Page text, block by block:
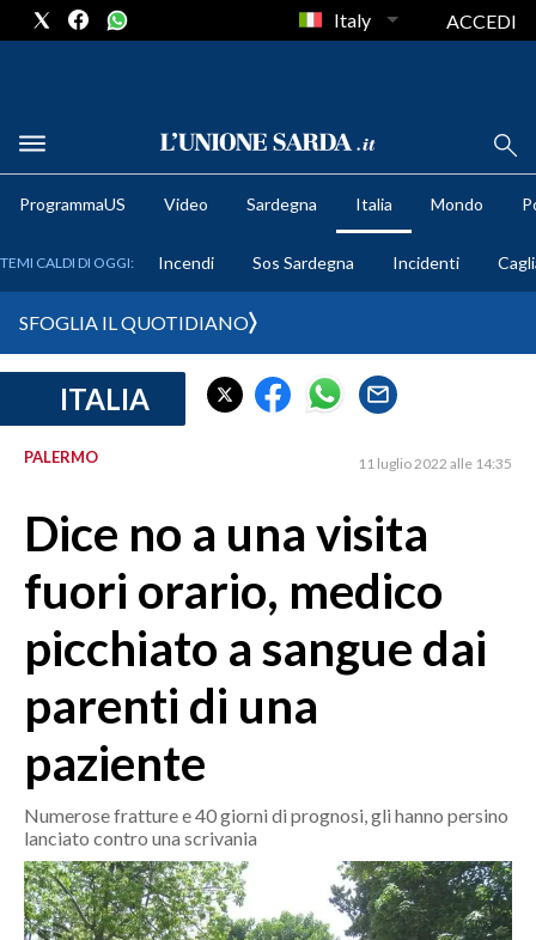
METEO
CRONACA SARDEGNA
MEDIO CAMPIDANO
ORISTANO E PROVINCIA
GALLURA
NUORO E PROVINCIA
OGLIASTRA
AGENDA
CRONACA
ITALIA
MONDO
Italy ACCEDI
ProgrammaUS Video Sardegna Italia Mondo
TEMI CALDI DI OGGI: Incendi Sos Sardegna Incidenti
SFOGLIA IL QUOTIDIANO
ITALIA
PALERMO 11 luglio 2022 alle 14:35
Dice no a una visita
fuori orario, medico
picchiato a sangue dai
parenti di una
paziente
Numerose fratture e 40 giorni di prognosi, gli hanno persino
lanciato contro una scrivania